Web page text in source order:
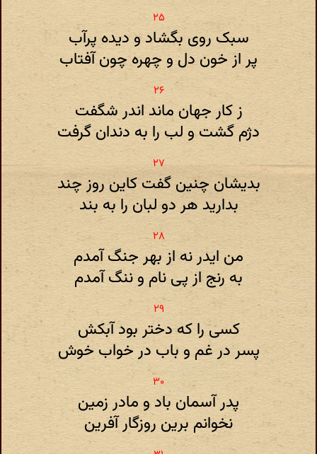
سبک روی بگشاد و دیده پرآب
پر از خون دل و چهره چون آفتاب
ز کار جهان ماند اندر شگفت
دژم گشت و لب را به دندان گرفت
بدیشان چنین گفت کاین روز چند
بدارید هر دو لبان را به بند
من ایدر نه از بهر جنگ آمدم
به رنج از پی نام و ننگ آمدم
کسی را که دختر بود آبکش
پسر در غم و باب در خواب خوش
پدر آسمان باد و مادر زمین
نخوانم برین روزگار آفرین